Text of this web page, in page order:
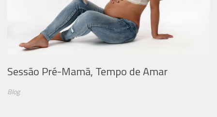
Sessão Pré-Mamã, Tempo de Amar
Blog